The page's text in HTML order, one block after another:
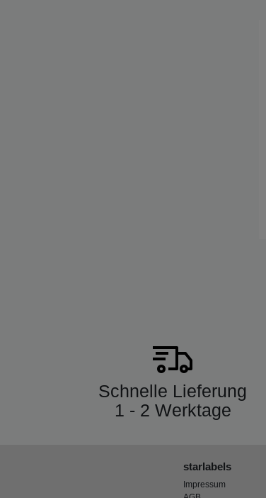
Schnelle Lieferung
1 - 2 Werktage
starlabels
Impressum